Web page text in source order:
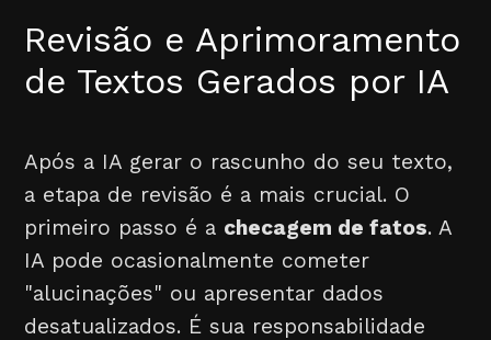
Revisão e Aprimoramento
de Textos Gerados por IA
Após a IA gerar o rascunho do seu texto,
a etapa de revisão é a mais crucial. O
primeiro passo é a checagem de fatos. A
IA pode ocasionalmente cometer
"alucinações" ou apresentar dados
desatualizados. É sua responsabilidade